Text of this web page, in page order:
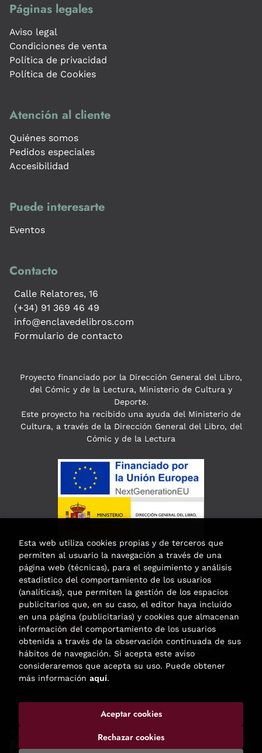
Páginas legales
Aviso legal
Condiciones de venta
Política de privacidad
Política de Cookies
Atención al cliente
Quiénes somos
Pedidos especiales
Accesibilidad
Puede interesarte
Eventos
Contacto
Calle Relatores, 16
(+34) 91 369 46 49
info@enclavedelibros.com
Formulario de contacto
Proyecto financiado por la Dirección General del Libro,
del Cómic y de la Lectura, Ministerio de Cultura y
Deporte.
Este proyecto ha recibido una ayuda del Ministerio de
Cultura, a través de la Dirección General del Libro, del
Cómic y de la Lectura
Esta actividad ha recibido una ayuda
para la modernización de las librerías de
la Comunidad de Madrid
correspondiente al año 2025.
. Todos los Derechos Reservados |
Esta web utiliza cookies propias y de terceros que
permiten al usuario la navegación a través de una
página web (técnicas), para el seguimiento y análisis
estadístico del comportamiento de los usuarios
(analíticas), que permiten la gestión de los espacios
publicitarios que, en su caso, el editor haya incluido
en una página (publicitarias) y cookies que almacenan
información del comportamiento de los usuarios
obtenida a través de la observación continuada de sus
hábitos de navegación. Si acepta este aviso
consideraremos que acepta su uso. Puede obtener
más información aquí.
Rechazar cookies
Aceptar cookies